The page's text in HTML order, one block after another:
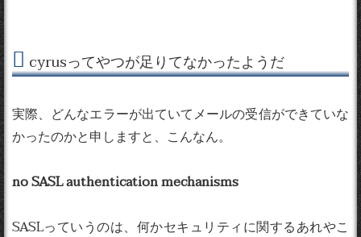
cyrusってやつが足りてなかったようだ
実際、どんなエラーが出ていてメールの受信ができていな
かったのかと申しますと、こんなん。
no SASL authentication mechanisms
SASLっていうのは、何かセキュリティに関するあれやこ